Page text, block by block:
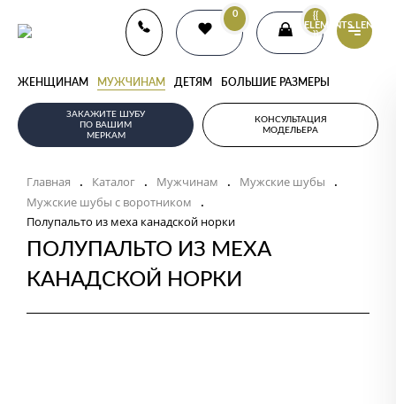
0
{{
ELEMENTS.LENGTH
}}
ЖЕНЩИНАМ МУЖЧИНАМ ДЕТЯМ БОЛЬШИЕ РАЗМЕРЫ
ЗАКАЖИТЕ ШУБУ
ПО ВАШИМ
МЕРКАМ
КОНСУЛЬТАЦИЯ
МОДЕЛЬЕРА
Главная . Каталог . Мужчинам . Мужские шубы .
Мужские шубы с воротником .
Полупальто из меха канадской норки
ПОЛУПАЛЬТО ИЗ МЕХА
КАНАДСКОЙ НОРКИ